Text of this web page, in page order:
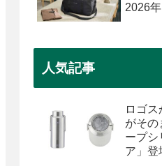
2026
人気記事
ロゴ
がその
ープシ
ア」登